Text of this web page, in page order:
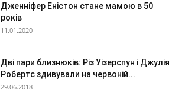
Дженніфер Еністон стане мамою в 50
років
11.01.2020
Дві пари близнюків: Різ Уізерспун і Джулія
Робертс здивували на червоній...
29.06.2018